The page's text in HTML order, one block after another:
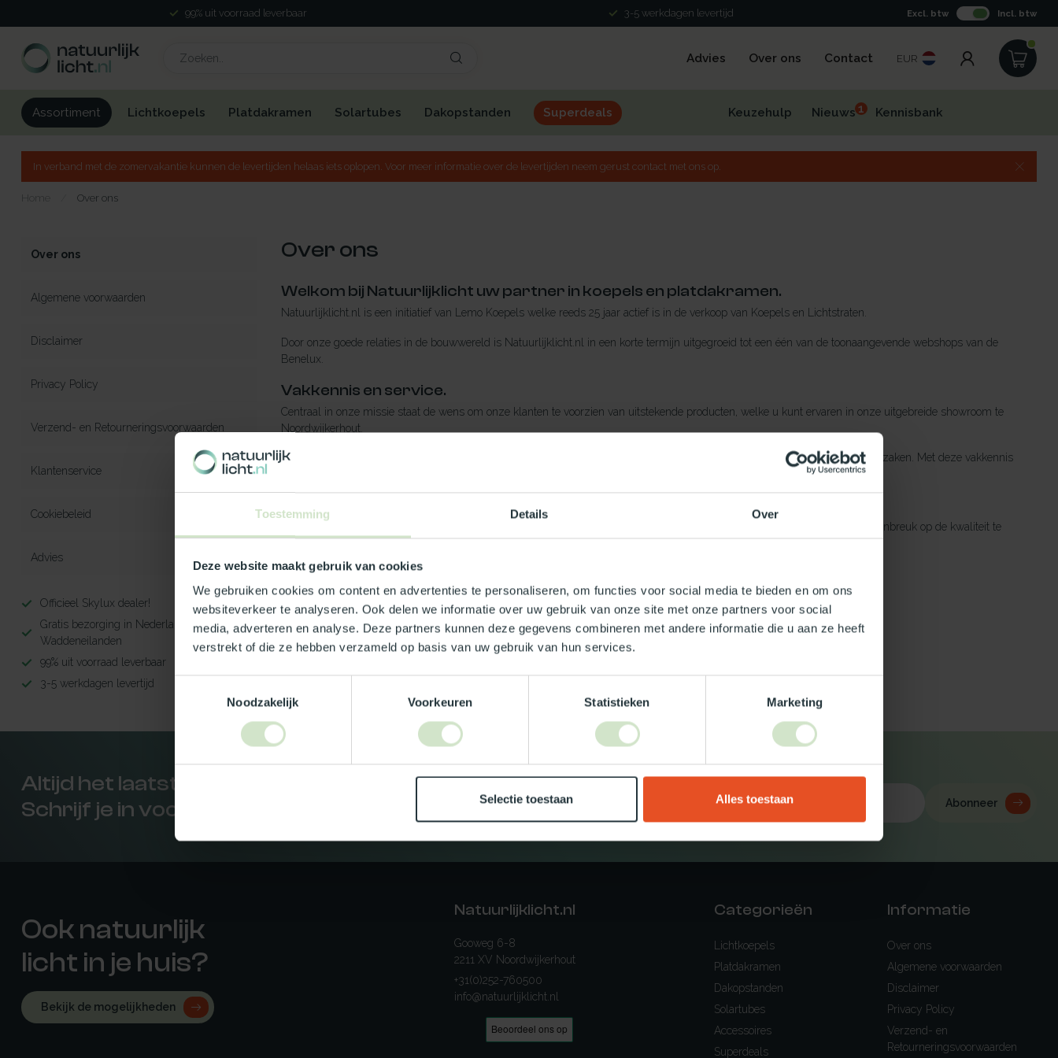
Toestemming Details Over
Deze website maakt gebruik van cookies
We gebruiken cookies om content en advertenties te personaliseren, om functies voor social media te bieden en om ons
websiteverkeer te analyseren. Ook delen we informatie over uw gebruik van onze site met onze partners voor social
media, adverteren en analyse. Deze partners kunnen deze gegevens combineren met andere informatie die u aan ze heeft
verstrekt of die ze hebben verzameld op basis van uw gebruik van hun services.
Noodzakelijk
Voorkeuren Statistieken Marketing
Selectie toestaan Alles toestaan
99% uit voorraad leverbaar 3-5 werkdagen levertijd Excl. btw Incl. btw
Advies Over ons Contact EUR
Assortiment Lichtkoepels Platdakramen Solartubes Dakopstanden Superdeals Keuzehulp Nieuws1 Kennisbank
In verband met de zomervakantie kunnen de levertijden helaas iets oplopen. Voor meer informatie over de levertijden neem gerust contact met ons op.
Home Over ons
Over ons
Algemene voorwaarden
Disclaimer
Privacy Policy
Verzend- en Retourneringsvoorwaarden
Klantenservice
Cookiebeleid
Advies
Officieel Skylux dealer!
Gratis bezorging in Nederland, m.u.v. de
Waddeneilanden
99% uit voorraad leverbaar
3-5 werkdagen levertijd
Over ons
Welkom bij Natuurlijklicht uw partner in koepels en platdakramen.
Natuurlijklicht.nl is een initiatief van Lemo Koepels welke reeds 25 jaar actief is in de verkoop van Koepels en Lichtstraten.
Door onze goede relaties in de bouwwereld is Natuurlijklicht.nl in een korte termijn uitgegroeid tot een één van de toonaangevende webshops van de
Benelux.
Vakkennis en service.
Centraal in onze missie staat de wens om onze klanten te voorzien van uitstekende producten, welke u kunt ervaren in onze uitgebreide showroom te
Noordwijkerhout.
Onze gedreven medewerkers in zowel de showroom alsmede onze helpdesk medewerkers hebben uitstekende kennis van zaken. Met deze vakkennis
Prijsvorming.
Door onze jaren lange ervaring in de wereld van kunststoffen kunnen wij u altijd de scherpste prijs aanbieden zonder hierbij inbreuk op de kwaliteit te
Altijd het laatste nieuws als eerste?
Schrijf je in voor onze nieuwsbrief!
Abonneer
Ook natuurlijk
licht in je huis?
Bekijk de mogelijkheden
Natuurlijklicht.nl
Gooweg 6-8
2211 XV Noordwijkerhout
+31(0)252-760500
info@natuurlijklicht.nl
Categorieën
Lichtkoepels
Platdakramen
Dakopstanden
Solartubes
Accessoires
Superdeals
Informatie
Over ons
Algemene voorwaarden
Disclaimer
Privacy Policy
Verzend- en
Retourneringsvoorwaarden